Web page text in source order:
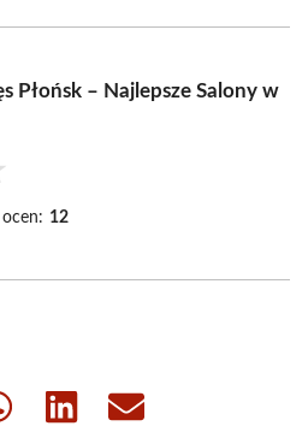
Płońsk – Najlepsze Salony w
ocen: 12
Share
Share